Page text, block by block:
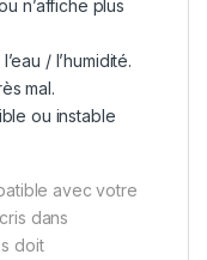
n’affiche plus
/ l’humidité.
mal.
ou instable
avec votre
dans
doit